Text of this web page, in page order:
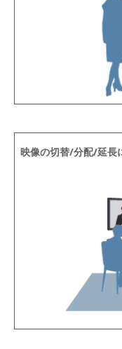
映像の切替/分配/延長